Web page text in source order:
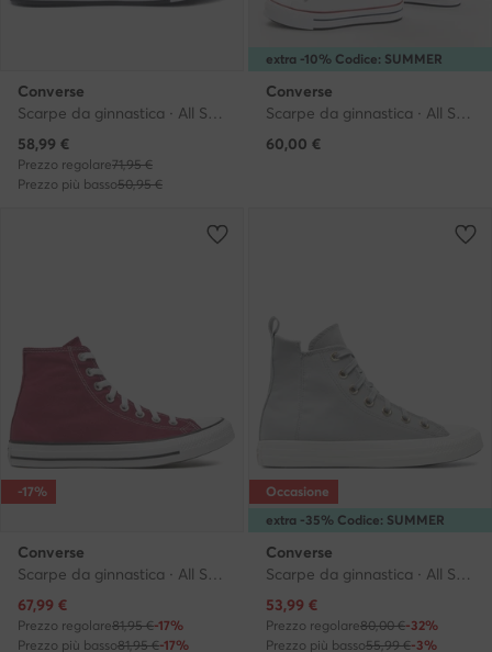
Converse
Scarpe da ginnastica · All Star · Bianco
Prezzo attuale
58,99 €
Prezzo regolare71,95 €
Prezzo più basso50,95 €
extra -10% Codice: SUMMER
Converse
Scarpe da ginnastica · All Star · Bianco
60,00 €
-17%
Converse
Scarpe da ginnastica · All Star · Bordeaux
Prezzo attuale
67,99 €
Prezzo regolare81,95 €-17%
Prezzo più basso81,95 €-17%
extra -35% Codice: SUMMER
Occasione
Converse
Scarpe da ginnastica · All Star · Grigio
Prezzo attuale
53,99 €
Prezzo regolare80,00 €-32%
Prezzo più basso55,99 €-3%